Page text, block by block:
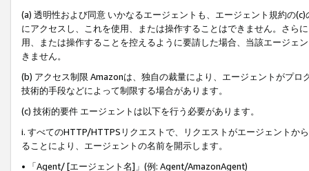
(a) 透明性および同意 いかなるエージェントも、エージェント規約の
にアクセスし、これを使用、または操作することはできません。さら
用、または操作することを控えるように要請した場合、当該エージェ
きません。
(b) アクセス制限 Amazonは、独自の裁量により、エージェントがプ
技術的手段などによって制限する場合があります。
(c) 技術的要件 エージェントは以下を行う必要があります。
i. すべてのHTTP/HTTPSリクエストで、リクエストがエージェントか
ることにより、エージェントの名前を開示します。
• 「Agent/ [エージェント名]」(例: Agent/AmazonAgent)